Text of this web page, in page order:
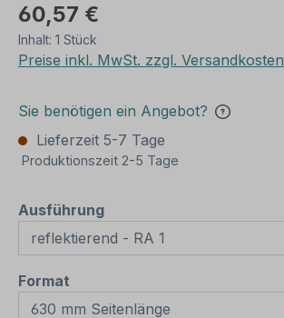
60,57 €
Inhalt: 1 Stück
Preise inkl. MwSt. zzgl. Versandkosten
Sie benötigen ein Angebot?
Lieferzeit 5-7 Tage
Produktionszeit 2-5 Tage
Ausführungauswählen
Format